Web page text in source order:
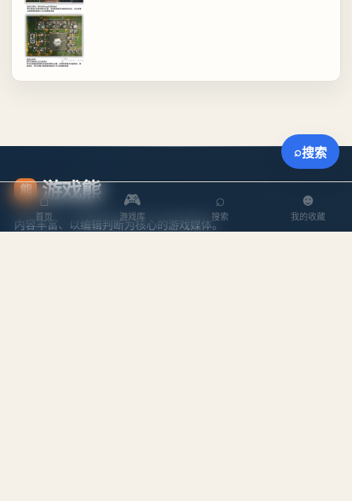
熊 游戏熊
内容丰富、以编辑判断为核心的游戏媒体。
⌂
首页
🎮
游戏库
⌕
搜索
☻
我的收藏
⌕搜索